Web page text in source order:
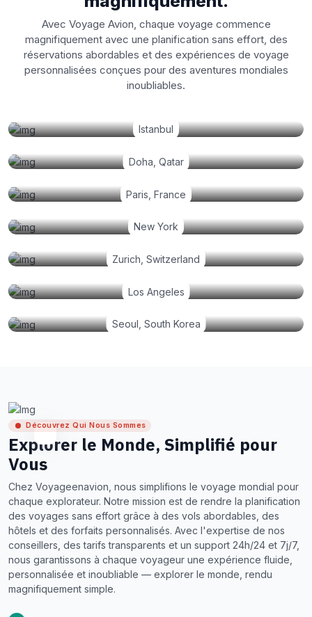
Avec Voyage Avion, chaque voyage commence
magnifiquement avec une planification sans effort, des
réservations abordables et des expériences de voyage
personnalisées conçues pour des aventures mondiales
inoubliables.
Istanbul
Doha, Qatar
Paris, France
New York
Zurich, Switzerland
Los Angeles
Seoul, South Korea
Découvrez Qui Nous Sommes
Explorer le Monde, Simplifié pour
Vous
Chez Voyageenavion, nous simplifions le voyage mondial pour
chaque explorateur. Notre mission est de rendre la planification
des voyages sans effort grâce à des vols abordables, des
hôtels et des forfaits personnalisés. Avec l'expertise de nos
conseillers, des tarifs transparents et un support 24h/24 et 7j/7,
nous garantissons à chaque voyageur une expérience fluide,
personnalisée et inoubliable — explorer le monde, rendu
magnifiquement simple.